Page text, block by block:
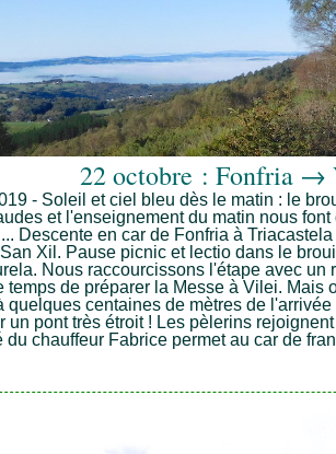
22 octobre : Fonfria →
- Soleil et ciel bleu dès le matin : le
et l'enseignement du matin nous
Descente en car de Fonfria à
Xil. Pause picnic et lectio dans le
Nous raccourcissons l'étape avec un
temps de préparer la Messe à Vilei. Mais
quelques centaines de mètres de
un pont très étroit ! Les pèlerins
chauffeur Fabrice permet au car de